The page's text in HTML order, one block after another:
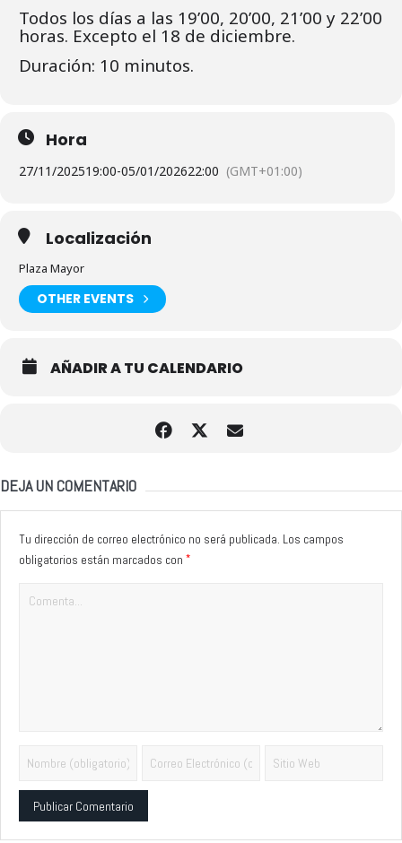
Todos los días a las 19’00, 20’00, 21’00 y 22’00
horas. Excepto el 18 de diciembre.
Duración: 10 minutos.
Hora
27/11/202519:00-05/01/202622:00 (GMT+01:00)
Localización
Plaza Mayor
OTHER EVENTS
AÑADIR A TU CALENDARIO
DEJA UN COMENTARIO
Tu dirección de correo electrónico no será publicada. Los campos
obligatorios están marcados con *